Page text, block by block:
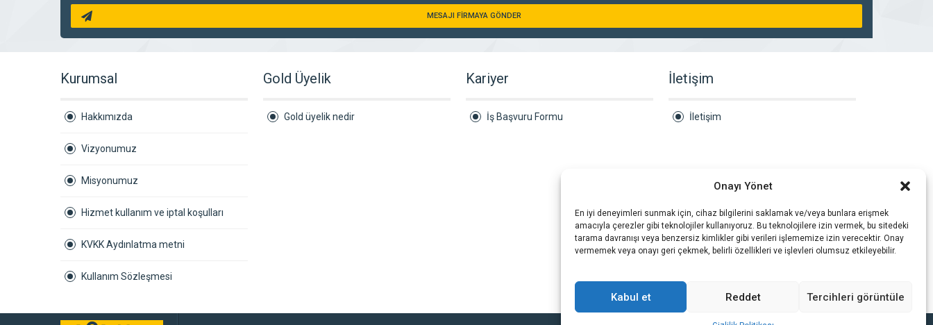
Onayı Yönet
En iyi deneyimleri sunmak için, cihaz bilgilerini saklamak ve/veya bunlara erişmek
amacıyla çerezler gibi teknolojiler kullanıyoruz. Bu teknolojilere izin vermek, bu sitedeki
tarama davranışı veya benzersiz kimlikler gibi verileri işlememize izin verecektir. Onay
vermemek veya onayı geri çekmek, belirli özellikleri ve işlevleri olumsuz etkileyebilir.
Kabul et Reddet Tercihleri görüntüle
MESAJI FİRMAYA GÖNDER
Kurumsal
Hakkımızda
Vizyonumuz
Misyonumuz
Hizmet kullanım ve iptal koşulları
KVKK Aydınlatma metni
Kullanım Sözleşmesi
Gold Üyelik
Gold üyelik nedir
Kariyer
İş Başvuru Formu
İletişim
İletişim